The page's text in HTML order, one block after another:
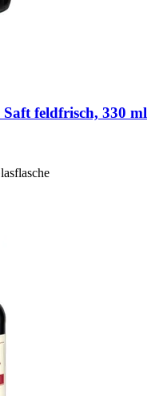
Saft feldfrisch, 330 ml